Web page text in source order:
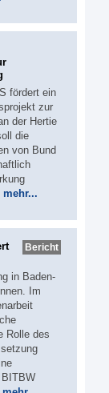
fördert ein
zur
der Hertie
die
von Bund
mehr...
Bericht
in Baden-
Im
Rolle des
BITBW